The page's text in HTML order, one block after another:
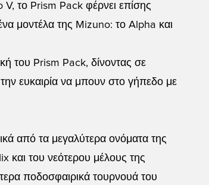
το Prism Pack φέρνει επίσης
μοντέλα της Mizuno: το Alpha και
του Prism Pack, δίνοντας σε
ευκαιρία να μπουν στο γήπεδο με
από τα μεγαλύτερα ονόματα της
και του νεότερου μέλους της
ποδοσφαιρικά τουρνουά του